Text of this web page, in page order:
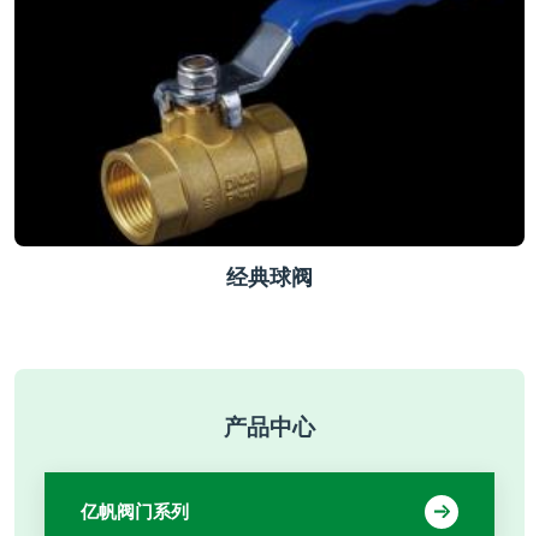
产品中心
亿帆阀门系列
经典球阀